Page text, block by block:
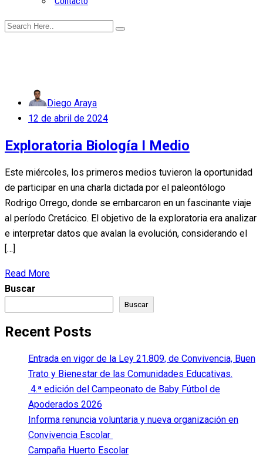
Diego Araya
Posted
12 de abril de 2024
Exploratoria Biología I Medio
Este miércoles, los primeros medios tuvieron la oportunidad
de participar en una charla dictada por el paleontólogo
Rodrigo Orrego, donde se embarcaron en un fascinante viaje
al período Cretácico. El objetivo de la exploratoria era analizar
e interpretar datos que avalan la evolución, considerando el
[…]
Read More
Buscar
Buscar
Recent Posts
Entrada en vigor de la Ley 21.809, de Convivencia, Buen
Trato y Bienestar de las Comunidades Educativas.
4.ª edición del Campeonato de Baby Fútbol de
Apoderados 2026
Informa renuncia voluntaria y nueva organización en
Convivencia Escolar
Campaña Huerto Escolar